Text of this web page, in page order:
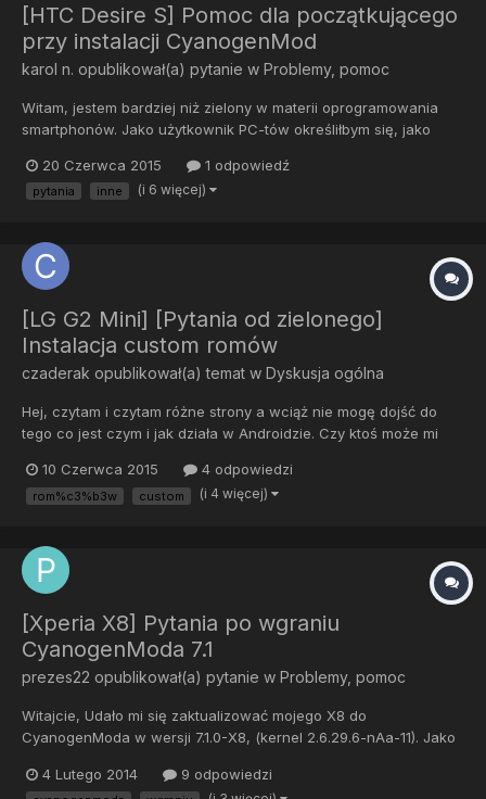
[HTC Desire S] Pomoc dla początkującego
przy instalacji CyanogenMod
karol n. opublikował(a) pytanie w Problemy, pomoc
Witam, jestem bardziej niż zielony w materii oprogramowania
smartphonów. Jako użytkownik PC-tów określiłbym się, jako
wyższego jak Android 4.1 . Niestety HTC skończył na Androidzie
2.3.5 chociaż ostatnio dotarły mnie słuchy, ze HTC udostępniło
20 Czerwca 2015 1 odpowiedź
pytania inne (i 6 więcej)
[LG G2 Mini] [Pytania od zielonego]
Instalacja custom romów
czaderak opublikował(a) temat w Dyskusja ogólna
Hej, czytam i czytam różne strony a wciąż nie mogę dojść do
tego co jest czym i jak działa w Androidzie. Czy ktoś może mi
bootloader, recovery, kernel, rom i root? Na te hasła natrafiam
non stop przy próbach zmiany romu na różnych telefonach....
10 Czerwca 2015 4 odpowiedzi
rom%c3%b3w custom (i 4 więcej)
[Xperia X8] Pytania po wgraniu
CyanogenModa 7.1
prezes22 opublikował(a) pytanie w Problemy, pomoc
Witajcie, Udało mi się zaktualizować mojego X8 do
CyanogenModa w wersji 7.1.0-X8, (kernel 2.6.29.6-nAa-11). Jako
znalazłem, więc może tu ktoś będzie w stanie mi pomóc. Chodzi
4 Lutego 2014 9 odpowiedzi